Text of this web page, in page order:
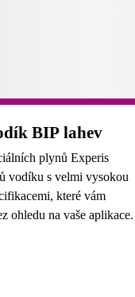
BIP lahev
plynů Experis
vodíku s velmi vysokou
které vám
ohledu na vaše aplikace.